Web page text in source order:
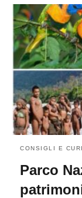
CONSIGLI E
Parco